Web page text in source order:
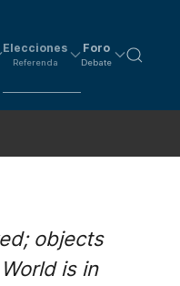
Elecciones
Referenda
Foro
Debate
objects
is in